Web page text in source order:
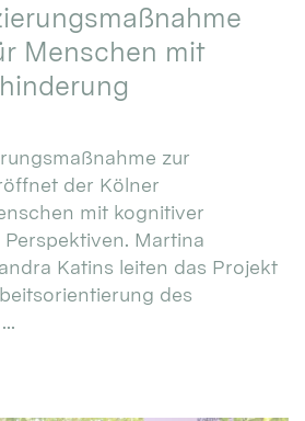
Menschen mit
zur
der Kölner
mit kognitiver
Martina
Katins leiten das Projekt
des